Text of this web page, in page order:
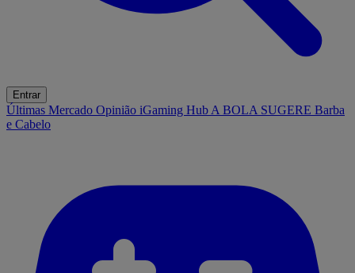
Entrar
Últimas Mercado Opinião iGaming Hub A BOLA SUGERE Barba
e Cabelo